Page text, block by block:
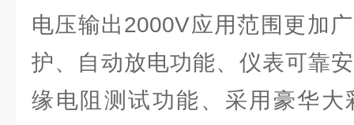
电压输出2000V应用范围更加
护、自动放电功能、仪表可靠
缘电阻测试功能、采用豪华大